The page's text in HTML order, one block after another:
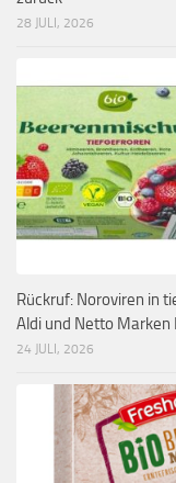
28 JULI, 2026
Rückruf: Noroviren in
Aldi und Netto Marken
24 JULI, 2026